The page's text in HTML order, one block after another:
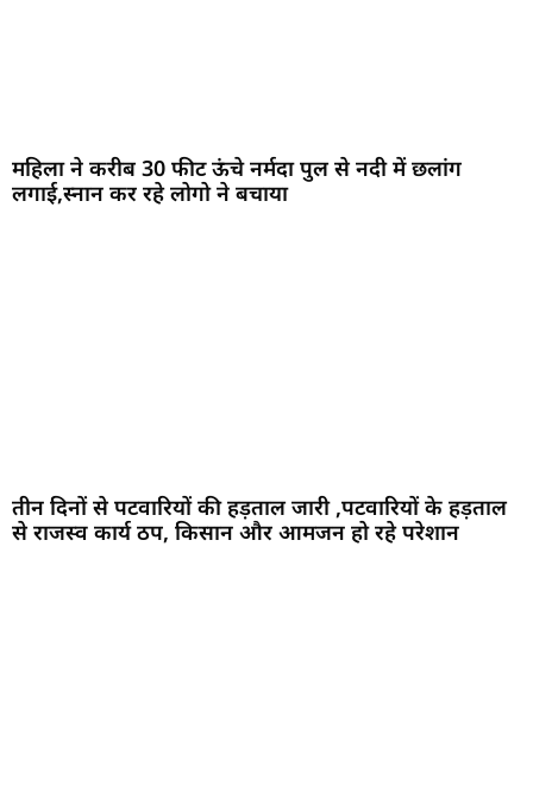
महिला ने करीब 30 फीट ऊंचे नर्मदा पुल से नदी में छलांग
लगाई,स्नान कर रहे लोगो ने बचाया
तीन दिनों से पटवारियों की हड़ताल जारी ,पटवारियों के हड़ताल
से राजस्व कार्य ठप, किसान और आमजन हो रहे परेशान